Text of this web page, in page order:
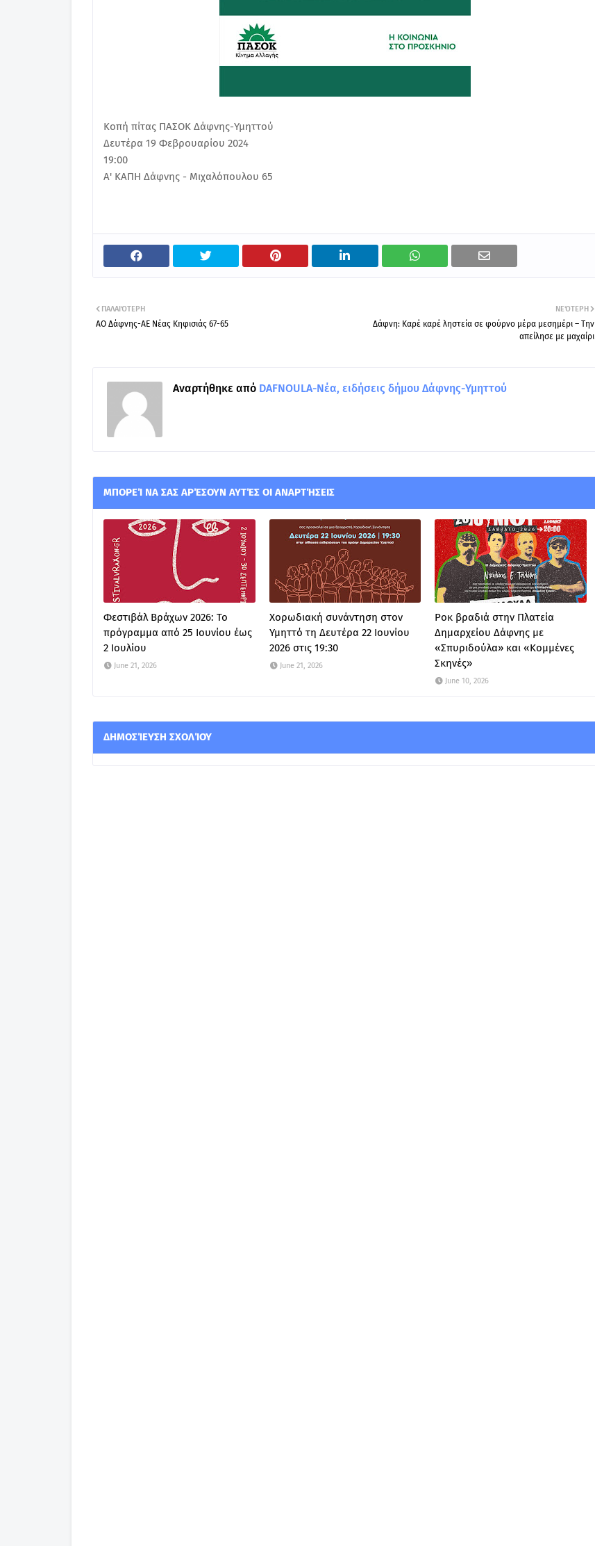
Κοπή πίτας ΠΑΣΟΚ Δάφνης-Υμηττού
Δευτέρα 19 Φεβρουαρίου 2024
19:00
Α' ΚΑΠΗ Δάφνης - Μιχαλόπουλου 65
ΝΕΌΤΕΡΗ
Δάφνη: Καρέ καρέ ληστεία σε φούρνο μέρα μεσημέρι – Την
απείλησε με μαχαίρι
ΠΑΛΑΙΌΤΕΡΗ
ΑΟ Δάφνης-ΑΕ Νέας Κηφισιάς 67-65
Αναρτήθηκε από DAFNOULA-Νέα, ειδήσεις δήμου Δάφνης-Υμηττού
ΜΠΟΡΕΊ ΝΑ ΣΑΣ ΑΡΈΣΟΥΝ ΑΥΤΈΣ ΟΙ ΑΝΑΡΤΉΣΕΙΣ
Φεστιβάλ Βράχων 2026: Το
πρόγραμμα από 25 Ιουνίου έως
2 Ιουλίου
June 21, 2026
Χορωδιακή συνάντηση στον
Υμηττό τη Δευτέρα 22 Ιουνίου
2026 στις 19:30
June 21, 2026
Ροκ βραδιά στην Πλατεία
Δημαρχείου Δάφνης με
«Σπυριδούλα» και «Κομμένες
Σκηνές»
June 10, 2026
ΔΗΜΟΣΊΕΥΣΗ ΣΧΟΛΊΟΥ